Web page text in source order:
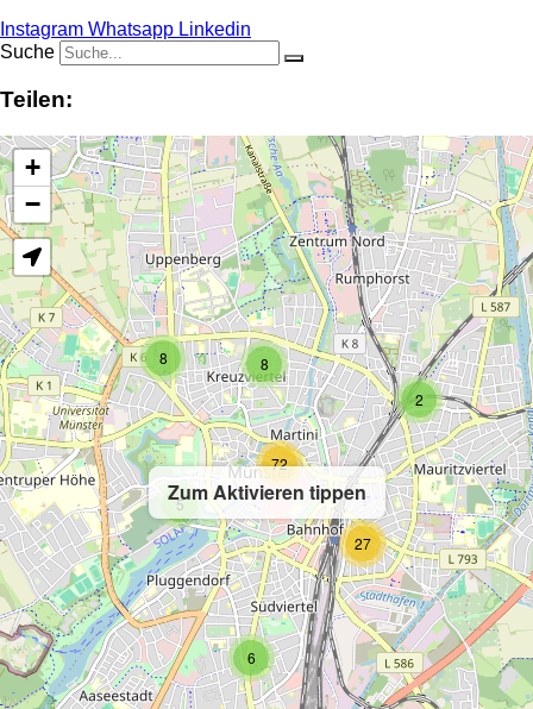
Instagram Whatsapp Linkedin
Suche
Teilen:
Zum Aktivieren tippen
2
8
6
8
27
5
72
+
−